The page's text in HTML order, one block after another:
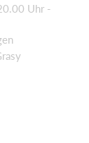
Uhr -